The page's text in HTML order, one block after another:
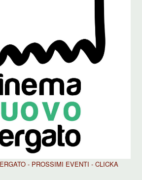
- PROSSIMI EVENTI - CLICKA